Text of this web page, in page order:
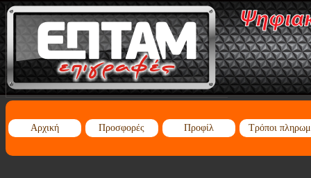
Αρχική Προσφορές Προφίλ Τρόποι